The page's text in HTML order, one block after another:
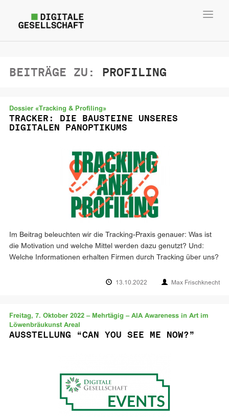
BEITRÄGE ZU: PROFILING
Dossier «Tracking & Profiling»
TRACKER: DIE BAUSTEINE UNSERES
DIGITALEN PANOPTIKUMS
Im Beitrag beleuchten wir die Tracking-Praxis genauer: Was ist
die Motivation und welche Mittel werden dazu genutzt? Und:
Welche Informationen erhalten Firmen durch Tracking über uns?
13.10.2022 Max Frischknecht
Freitag, 7. Oktober 2022 – Mehrtägig – AIA Awareness in Art im
Löwenbräukunst Areal
AUSSTELLUNG “CAN YOU SEE ME NOW?”